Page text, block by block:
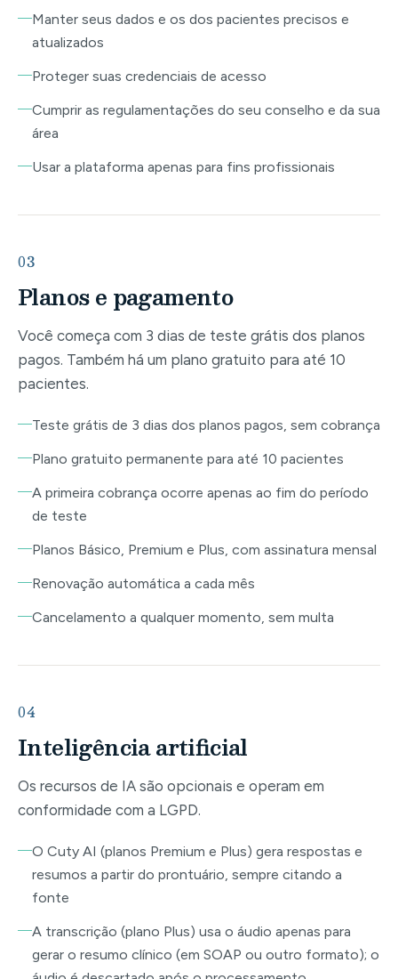
Manter seus dados e os dos pacientes precisos e
atualizados
Proteger suas credenciais de acesso
Cumprir as regulamentações do seu conselho e da sua
área
Usar a plataforma apenas para fins profissionais
03
Planos e pagamento
Você começa com 3 dias de teste grátis dos planos
pagos. Também há um plano gratuito para até 10
pacientes.
Teste grátis de 3 dias dos planos pagos, sem cobrança
Plano gratuito permanente para até 10 pacientes
A primeira cobrança ocorre apenas ao fim do período
de teste
Planos Básico, Premium e Plus, com assinatura mensal
Renovação automática a cada mês
Cancelamento a qualquer momento, sem multa
04
Inteligência artificial
Os recursos de IA são opcionais e operam em
conformidade com a LGPD.
O Cuty AI (planos Premium e Plus) gera respostas e
resumos a partir do prontuário, sempre citando a
fonte
A transcrição (plano Plus) usa o áudio apenas para
gerar o resumo clínico (em SOAP ou outro formato); o